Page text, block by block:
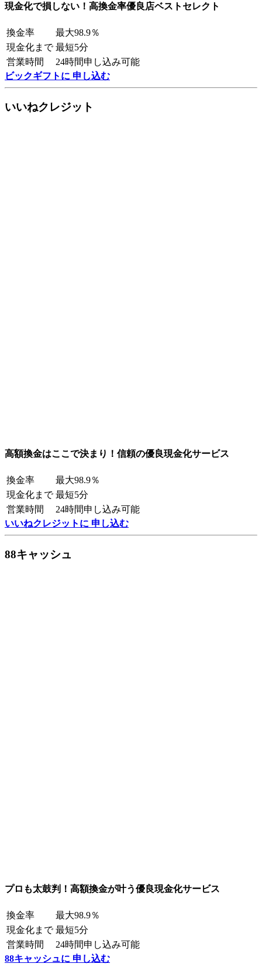
現金化で損しない！高換金率優良店ベストセレクト
換金率
最大98.9％
現金化まで 最短5分
営業時間
24時間申し込み可能
ビックギフトに 申し込む
いいねクレジット
高額換金はここで決まり！信頼の優良現金化サービス
換金率
最大98.9％
現金化まで 最短5分
営業時間
24時間申し込み可能
いいねクレジットに 申し込む
88キャッシュ
プロも太鼓判！高額換金が叶う優良現金化サービス
換金率
最大98.9％
現金化まで 最短5分
営業時間
24時間申し込み可能
88キャッシュに 申し込む